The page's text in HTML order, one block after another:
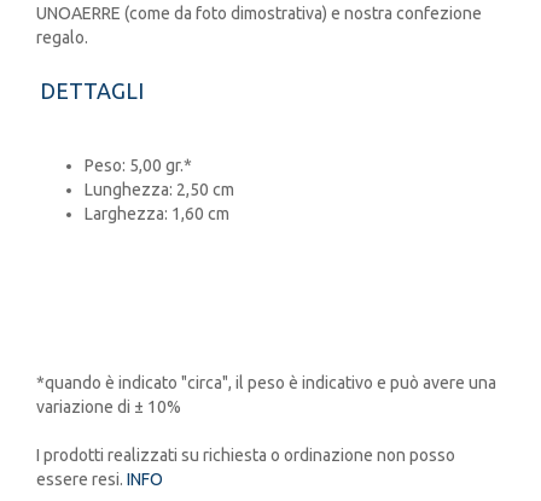
UNOAERRE (come da foto dimostrativa) e nostra confezione
regalo.
DETTAGLI
Peso: 5,00 gr.*
Lunghezza: 2,50 cm
Larghezza: 1,60 cm
*quando è indicato "circa", il peso è indicativo e può avere una
variazione di ± 10%
I prodotti realizzati su richiesta o ordinazione non posso
essere resi. INFO